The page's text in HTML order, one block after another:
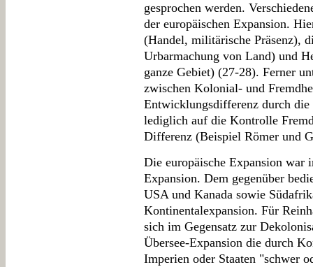
gesprochen werden.
der europäischen Expansion.
(Handel, militärische Präsenz),
Urbarmachung von Land) und
ganze Gebiet) (27-28). Ferner
zwischen Kolonial- und
Entwicklungsdifferenz durch
lediglich auf die Kontrolle
Differenz (Beispiel Römer und
Die europäische Expansion war
Expansion. Dem gegenüber
USA und Kanada sowie
Kontinentalexpansion. Für
sich im Gegensatz zur
Übersee-Expansion die durch
Imperien oder Staaten "schwer